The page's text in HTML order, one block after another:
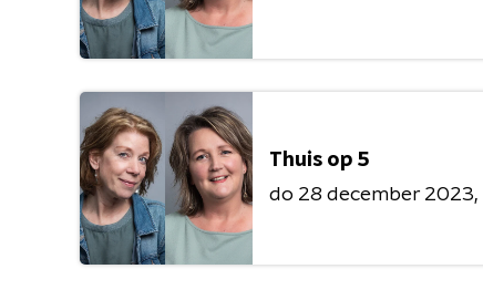
Thuis op 5
do 28 december 2023